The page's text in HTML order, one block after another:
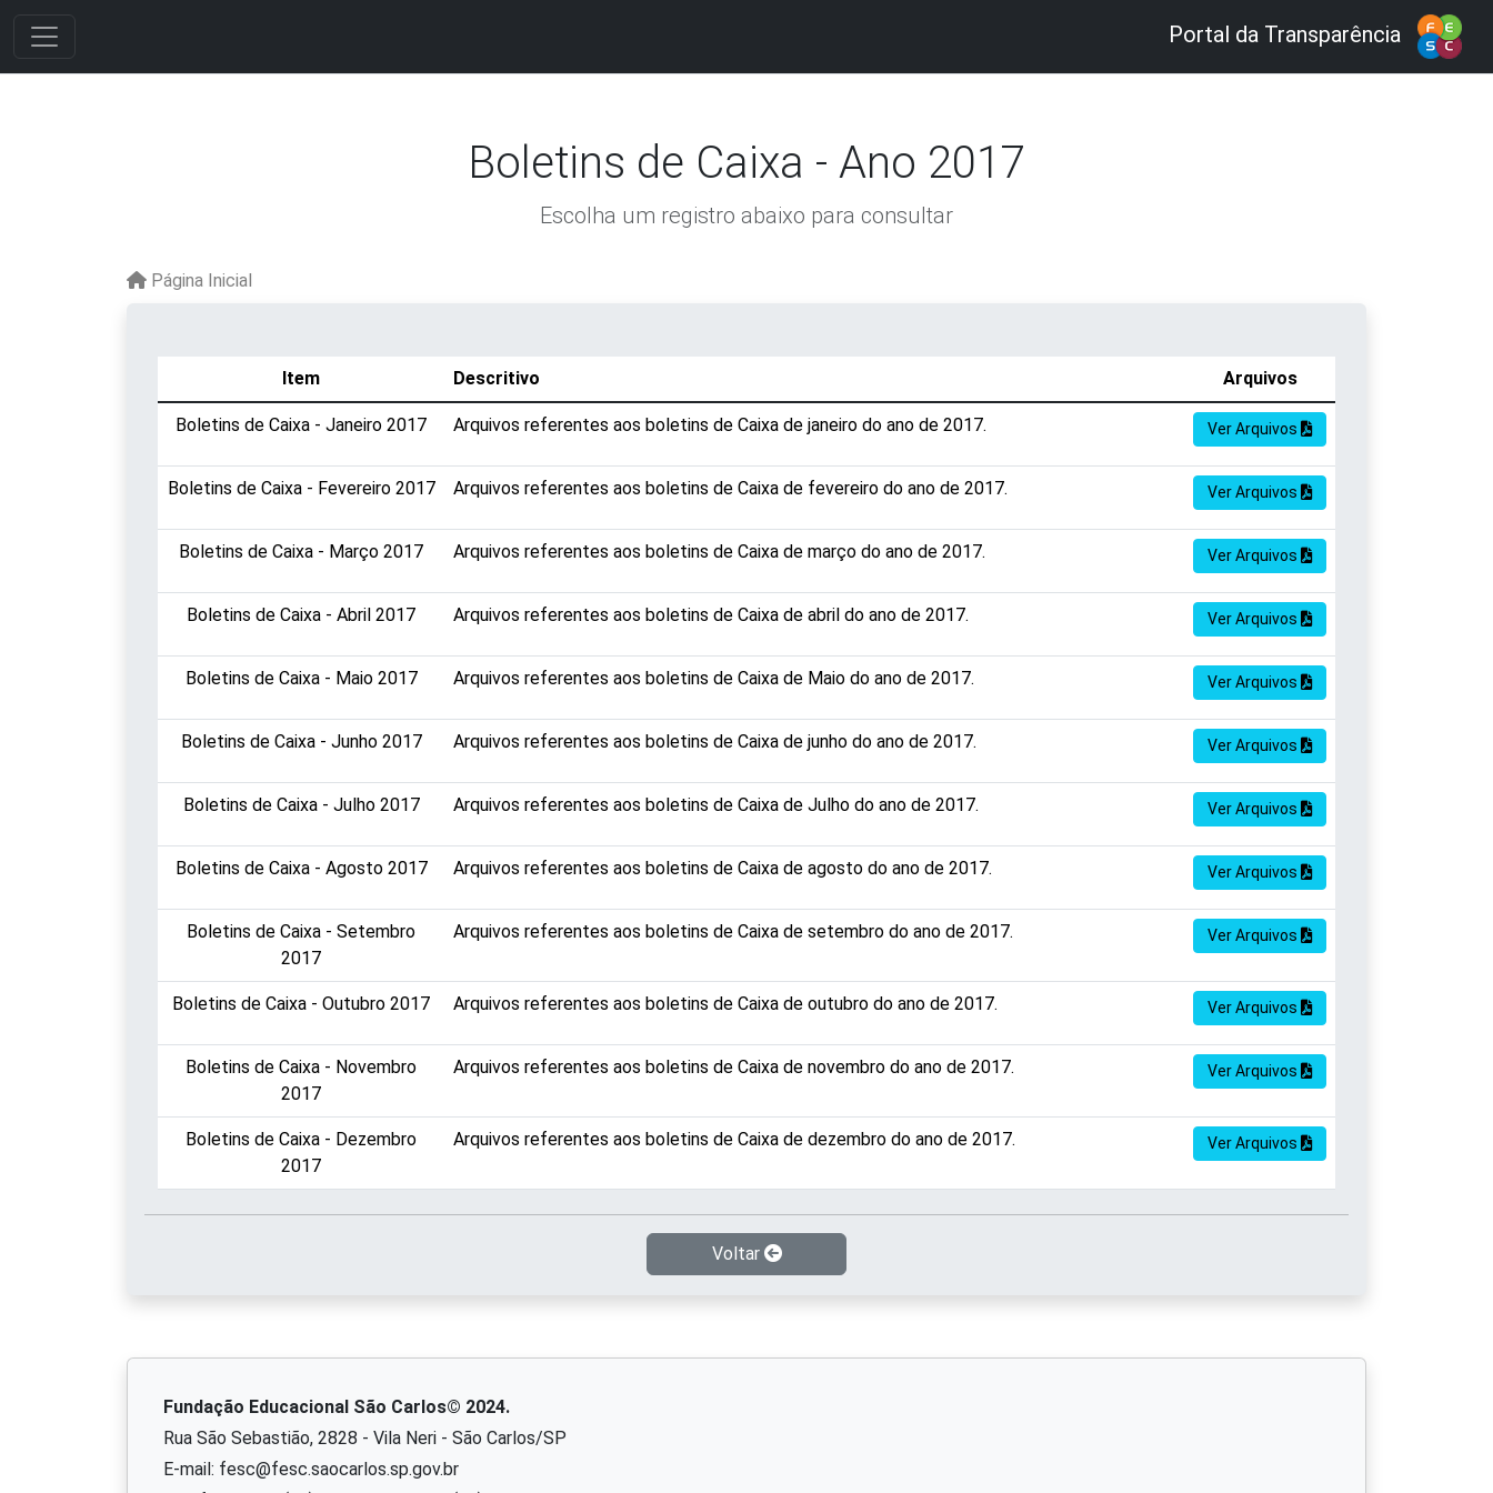
Portal da Transparência
Boletins de Caixa - Ano 2017
Escolha um registro abaixo para consultar
Página Inicial
Item Descritivo Arquivos
Boletins de Caixa - Janeiro 2017 Arquivos referentes aos boletins de Caixa de janeiro do ano de 2017. Ver Arquivos
Boletins de Caixa - Fevereiro 2017 Arquivos referentes aos boletins de Caixa de fevereiro do ano de 2017. Ver Arquivos
Boletins de Caixa - Março 2017 Arquivos referentes aos boletins de Caixa de março do ano de 2017. Ver Arquivos
Boletins de Caixa - Abril 2017 Arquivos referentes aos boletins de Caixa de abril do ano de 2017. Ver Arquivos
Boletins de Caixa - Maio 2017 Arquivos referentes aos boletins de Caixa de Maio do ano de 2017. Ver Arquivos
Boletins de Caixa - Junho 2017 Arquivos referentes aos boletins de Caixa de junho do ano de 2017. Ver Arquivos
Boletins de Caixa - Julho 2017 Arquivos referentes aos boletins de Caixa de Julho do ano de 2017. Ver Arquivos
Boletins de Caixa - Agosto 2017 Arquivos referentes aos boletins de Caixa de agosto do ano de 2017. Ver Arquivos
Boletins de Caixa - Setembro
2017
Arquivos referentes aos boletins de Caixa de setembro do ano de 2017. Ver Arquivos
Boletins de Caixa - Outubro 2017 Arquivos referentes aos boletins de Caixa de outubro do ano de 2017. Ver Arquivos
Boletins de Caixa - Novembro
2017
Arquivos referentes aos boletins de Caixa de novembro do ano de 2017. Ver Arquivos
Boletins de Caixa - Dezembro
2017
Arquivos referentes aos boletins de Caixa de dezembro do ano de 2017. Ver Arquivos
Voltar
Fundação Educacional São Carlos© 2024.
Rua São Sebastião, 2828 - Vila Neri - São Carlos/SP
E-mail: fesc@fesc.saocarlos.sp.gov.br